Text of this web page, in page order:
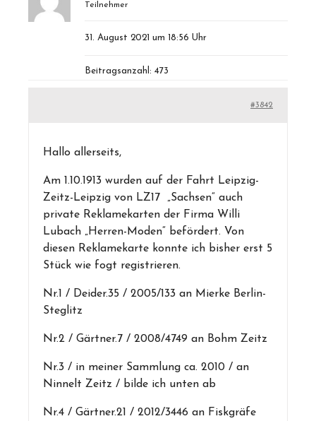
Teilnehmer
31. August 2021 um 18:56 Uhr
Beitragsanzahl: 473
#3842
Hallo allerseits,
Am 1.10.1913 wurden auf der Fahrt Leipzig-
Zeitz-Leipzig von LZ17 „Sachsen“ auch
private Reklamekarten der Firma Willi
Lubach „Herren-Moden“ befördert. Von
diesen Reklamekarte konnte ich bisher erst 5
Stück wie fogt registrieren.
Nr.1 / Deider.35 / 2005/133 an Mierke Berlin-
Steglitz
Nr.2 / Gärtner.7 / 2008/4749 an Bohm Zeitz
Nr.3 / in meiner Sammlung ca. 2010 / an
Ninnelt Zeitz / bilde ich unten ab
Nr.4 / Gärtner.21 / 2012/3446 an Fiskgräfe